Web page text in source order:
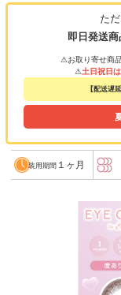
た
即日発送
⚠お取り寄せ商
⚠土日祝日
【配送遅
装用期間 １ヶ月